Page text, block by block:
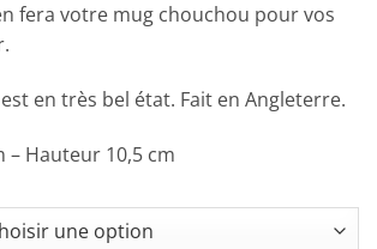
fera votre mug chouchou pour vos
en très bel état. Fait en Angleterre.
– Hauteur 10,5 cm